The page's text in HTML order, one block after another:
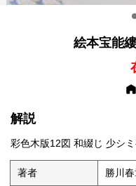
絵本宝能
解説
彩色木版12図 和綴じ 少シミ
著者 勝川